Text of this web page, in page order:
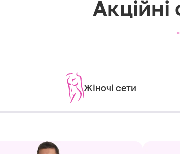
Акційні
*
Жіночі сети